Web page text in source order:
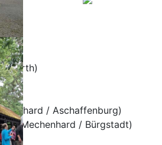
/ Aschaffenburg)
(Mechenhard / Bürgstadt)